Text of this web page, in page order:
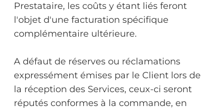
Prestataire, les coûts y étant liés feront
l'objet d'une facturation spécifique
complémentaire ultérieure.
A défaut de réserves ou réclamations
expressément émises par le Client lors de
la réception des Services, ceux-ci seront
réputés conformes à la commande, en